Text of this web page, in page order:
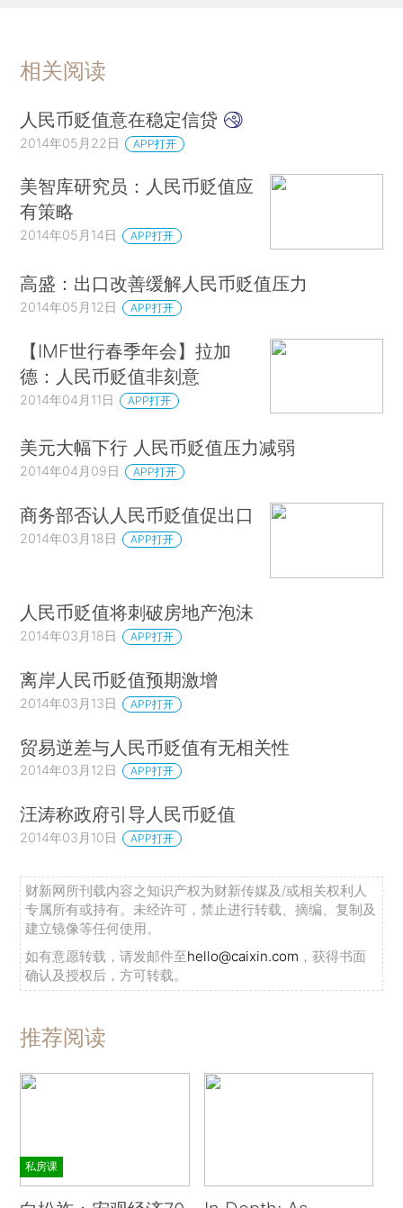
相关阅读
人民币贬值意在稳定信贷
2014年05月22日 APP打开
美智库研究员：人民币贬值应
有策略
2014年05月14日 APP打开
高盛：出口改善缓解人民币贬值压力
2014年05月12日 APP打开
【IMF世行春季年会】拉加
德：人民币贬值非刻意
2014年04月11日 APP打开
美元大幅下行 人民币贬值压力减弱
2014年04月09日 APP打开
商务部否认人民币贬值促出口
2014年03月18日 APP打开
人民币贬值将刺破房地产泡沫
2014年03月18日 APP打开
离岸人民币贬值预期激增
2014年03月13日 APP打开
贸易逆差与人民币贬值有无相关性
2014年03月12日 APP打开
汪涛称政府引导人民币贬值
2014年03月10日 APP打开
财新网所刊载内容之知识产权为财新传媒及/或相关权利人
专属所有或持有。未经许可，禁止进行转载、摘编、复制及
建立镜像等任何使用。
如有意愿转载，请发邮件至hello@caixin.com ，获得书面
确认及授权后，方可转载。
推荐阅读
私房课